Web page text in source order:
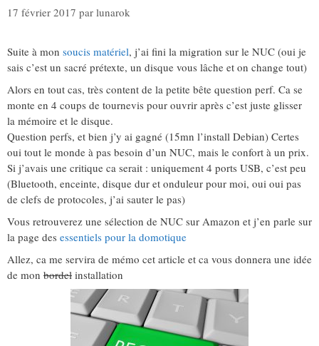
17 février 2017 par lunarok
Suite à mon soucis matériel, j’ai fini la migration sur le NUC (oui je
sais c’est un sacré prétexte, un disque vous lâche et on change tout)
Alors en tout cas, très content de la petite bête question perf. Ca se
monte en 4 coups de tournevis pour ouvrir après c’est juste glisser
la mémoire et le disque.
Question perfs, et bien j’y ai gagné (15mn l’install Debian) Certes
oui tout le monde à pas besoin d’un NUC, mais le confort à un prix.
Si j’avais une critique ca serait : uniquement 4 ports USB, c’est peu
(Bluetooth, enceinte, disque dur et onduleur pour moi, oui oui pas
de clefs de protocoles, j’ai sauter le pas)
Vous retrouverez une sélection de NUC sur Amazon et j’en parle sur
la page des essentiels pour la domotique
Allez, ca me servira de mémo cet article et ca vous donnera une idée
de mon bordel installation